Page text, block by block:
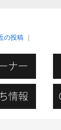
の投稿 ｜